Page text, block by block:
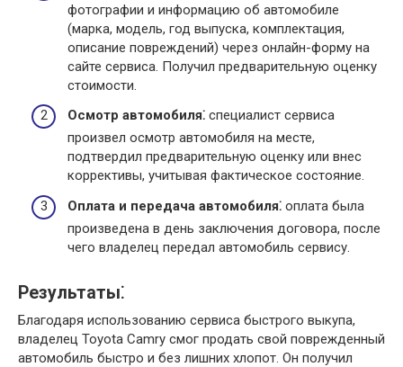
фотографии и информацию об автомобиле
(марка, модель, год выпуска, комплектация,
описание повреждений) через онлайн-форму на
сайте сервиса. Получил предварительную оценку
стоимости.
Осмотр автомобиля⁚ специалист сервиса
произвел осмотр автомобиля на месте,
подтвердил предварительную оценку или внес
коррективы, учитывая фактическое состояние.
Оплата и передача автомобиля⁚ оплата была
произведена в день заключения договора, после
чего владелец передал автомобиль сервису.
Результаты⁚
Благодаря использованию сервиса быстрого выкупа,
владелец Toyota Camry смог продать свой поврежденный
автомобиль быстро и без лишних хлопот. Он получил